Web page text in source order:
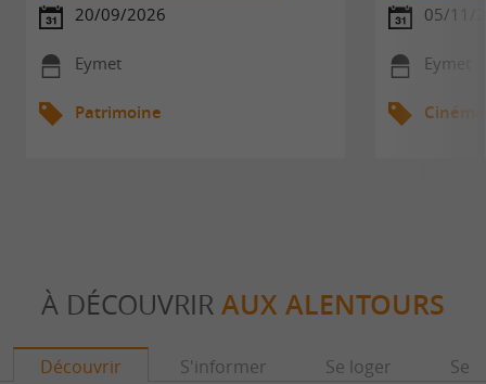
20/09/2026
Eymet
Patrimoine
05/11/
Eymet
Cinéma
À DÉCOUVRIR AUX ALENTOURS
Découvrir S'informer Se loger Se